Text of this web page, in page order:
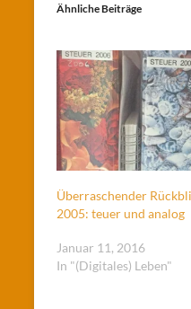
Ähnliche Beiträge
Überraschender
2005: teuer und analog
Januar 11, 2016
In "(Digitales) Leben"